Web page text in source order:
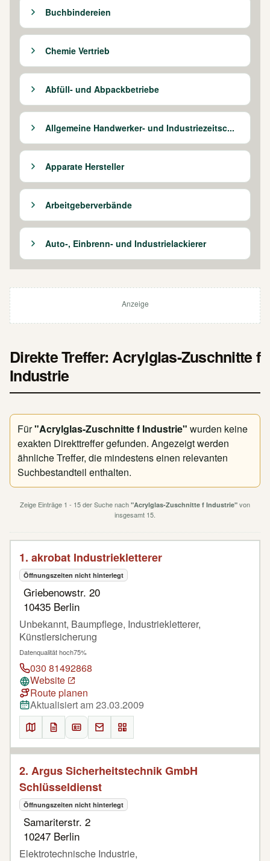
Buchbindereien
Chemie Vertrieb
Abfüll- und Abpackbetriebe
Allgemeine Handwerker- und Industriezeitsc...
Apparate Hersteller
Arbeitgeberverbände
Auto-, Einbrenn- und Industrielackierer
Anzeige
Direkte Treffer: Acrylglas-Zuschnitte f
Industrie
Für"Acrylglas-Zuschnitte f Industrie" wurden keine
exakten Direkttreffer gefunden. Angezeigt werden
ähnliche Treffer, die mindestens einen relevanten
Suchbestandteil enthalten.
Zeige Einträge 1 - 15 der Suche nach "Acrylglas-Zuschnitte f Industrie" von
insgesamt 15.
1. akrobat Industriekletterer
Öffnungszeiten nicht hinterlegt
Griebenowstr. 20
10435 Berlin
Unbekannt, Baumpflege, Industriekletterer,
Künstlersicherung
Datenqualität hoch75%
030 81492868
Website
Route planen
Aktualisiert am 23.03.2009
2. Argus Sicherheitstechnik GmbH
Schlüsseldienst
Öffnungszeiten nicht hinterlegt
Samariterstr. 2
10247 Berlin
Elektrotechnische Industrie,